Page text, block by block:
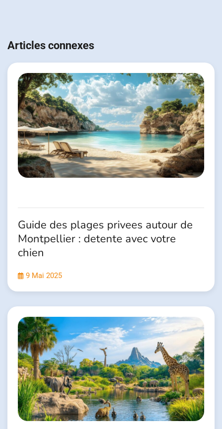
de
Articles connexes
Guide des plages privees autour de
Montpellier : detente avec votre
chien
9 Mai 2025